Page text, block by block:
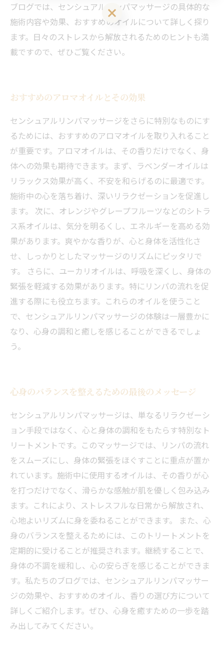
ブログでは、センシュアルリンパマッサージの具体的な
施術内容や効果、おすすめのオイルについて詳しく探り
ます。日々のストレスから解放されるためのヒントも満
載ですので、ぜひご覧ください。
おすすめのアロマオイルとその効果
センシュアルリンパマッサージをさらに特別なものにす
るためには、おすすめのアロマオイルを取り入れること
が重要です。アロマオイルは、その香りだけでなく、身
体への効果も期待できます。まず、ラベンダーオイルは
リラックス効果が高く、不安を和らげるのに最適です。
施術中の心を落ち着け、深いリラクゼーションを促進し
ます。 次に、オレンジやグレープフルーツなどのシトラ
ス系オイルは、気分を明るくし、エネルギーを高める効
果があります。爽やかな香りが、心と身体を活性化さ
せ、しっかりとしたマッサージのリズムにピッタリで
す。 さらに、ユーカリオイルは、呼吸を深くし、身体の
緊張を軽減する効果があります。特にリンパの流れを促
進する際にも役立ちます。これらのオイルを使うこと
で、センシュアルリンパマッサージの体験は一層豊かに
なり、心身の調和と癒しを感じることができるでしょ
う。
心身のバランスを整えるための最後のメッセージ
センシュアルリンパマッサージは、単なるリラクゼーシ
ョン手段ではなく、心と身体の調和をもたらす特別なト
リートメントです。このマッサージでは、リンパの流れ
をスムーズにし、身体の緊張をほぐすことに重点が置か
れています。施術中に使用するオイルは、その香りが心
を打つだけでなく、滑らかな感触が肌を優しく包み込み
ます。これにより、ストレスフルな日常から解放され、
心地よいリズムに身を委ねることができます。 また、心
身のバランスを整えるためには、このトリートメントを
定期的に受けることが推奨されます。継続することで、
身体の不調を緩和し、心の安らぎを感じることができま
す。私たちのブログでは、センシュアルリンパマッサー
ジの効果や、おすすめのオイル、香りの選び方について
詳しくご紹介します。ぜひ、心身を癒すための一歩を踏
み出してみてください。
LINEお友達登はこちら 初回 500円OFFさせて頂きます！